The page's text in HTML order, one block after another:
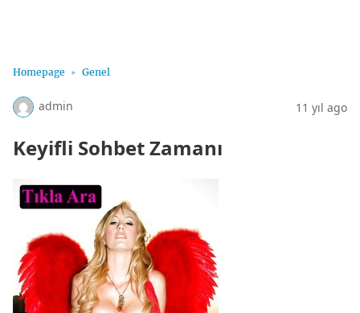
Homepage Genel
admin 11 yıl ago
Keyifli Sohbet Zamanı